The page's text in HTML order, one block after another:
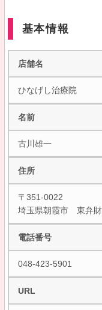
基本情報
店舗名
ひなげし治療院
名前
古川雄一
住所
〒351-0022
埼玉県朝霞市 東弁
電話番号
048-423-5901
URL